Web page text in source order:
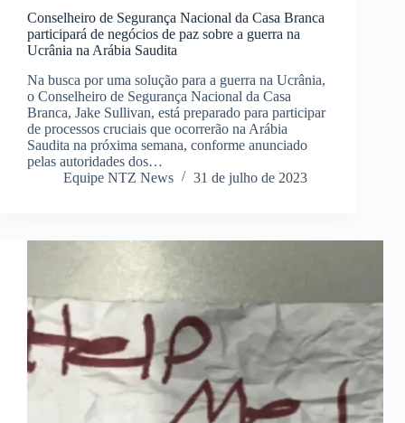
Conselheiro de Segurança Nacional da Casa Branca
participará de negócios de paz sobre a guerra na
Ucrânia na Arábia Saudita
Na busca por uma solução para a guerra na Ucrânia,
o Conselheiro de Segurança Nacional da Casa
Branca, Jake Sullivan, está preparado para participar
de processos cruciais que ocorrerão na Arábia
Saudita na próxima semana, conforme anunciado
pelas autoridades dos…
Equipe NTZ News
31 de julho de 2023